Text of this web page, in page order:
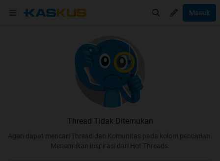
Masuk
Thread Tidak Ditemukan
Agan dapat mencari Thread dan Komunitas pada kolom pencarian.
Menemukan inspirasi dari Hot Threads.